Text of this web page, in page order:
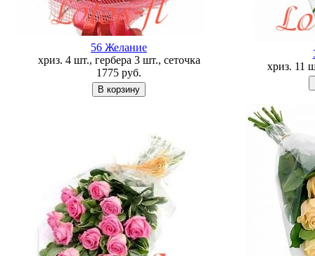
56 Желание
хриз. 4 шт., гербера 3 шт., сеточка
1775 руб.
хриз. 11